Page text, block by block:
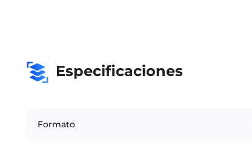
Especificaciones
Formato